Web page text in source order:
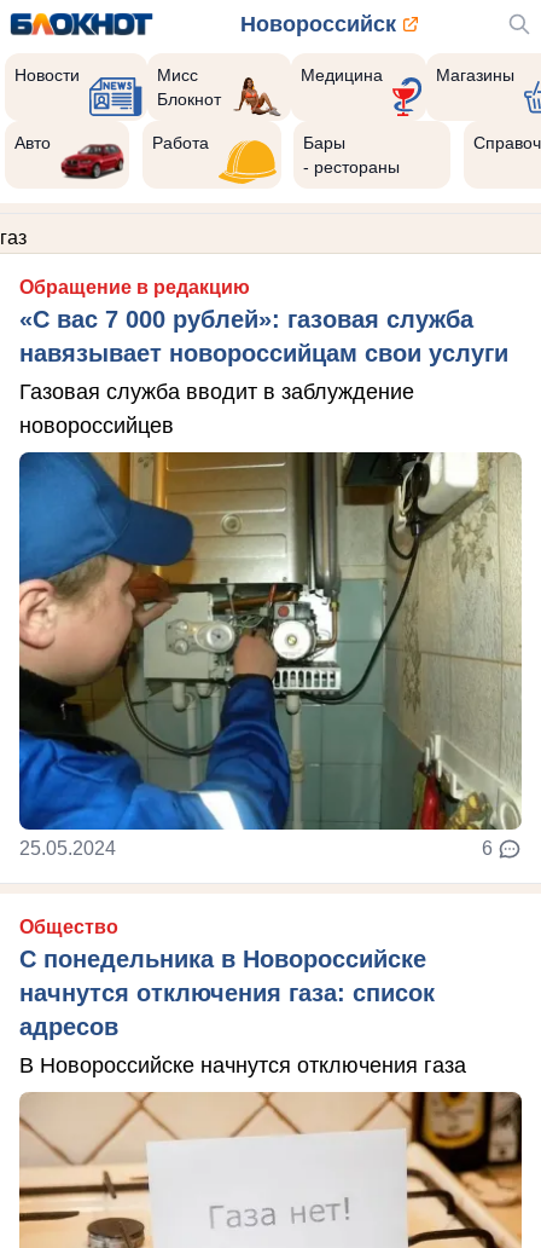
Новороссийск
Новости
Мисс
Блокнот
Медицина Магазины
Авто Работа
Бары
- рестораны
газ
Обращение в редакцию
«С вас 7 000 рублей»: газовая служба
навязывает новороссийцам свои услуги
Газовая служба вводит в заблуждение
новороссийцев
25.05.2024 6
Общество
С понедельника в Новороссийске
начнутся отключения газа: список
адресов
В Новороссийске начнутся отключения газа